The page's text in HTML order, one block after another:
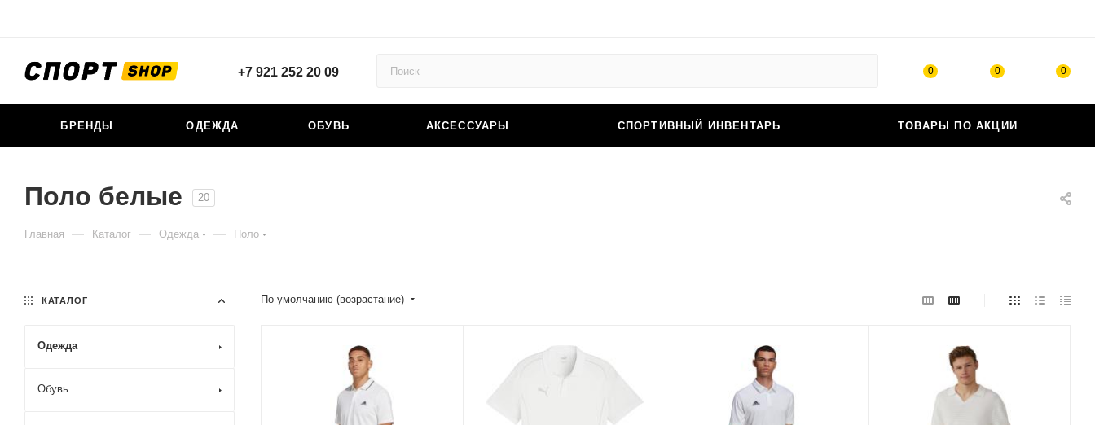
+7 921 252 20 09 0 0 0
БРЕНДЫ ОДЕЖДА ОБУВЬ АКСЕССУАРЫ СПОРТИВНЫЙ ИНВЕНТАРЬ ТОВАРЫ ПО АКЦИИ
Поло белые 20
Главная — Каталог — Одежда — Поло
По умолчанию (возрастание)
КАТАЛОГ
Одежда
Обувь